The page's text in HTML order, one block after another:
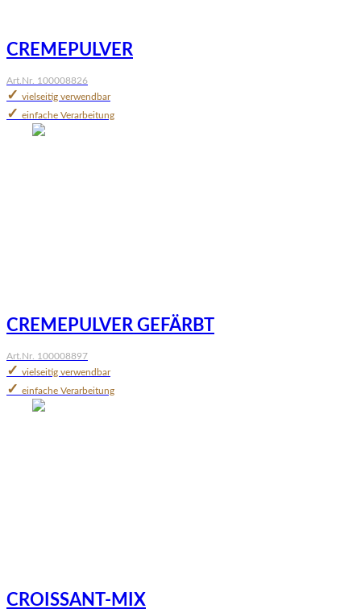
CREMEPULVER
Art.Nr. 100008826
✓ vielseitig verwendbar
✓ einfache Verarbeitung
CREMEPULVER GEFÄRBT
Art.Nr. 100008897
✓ vielseitig verwendbar
✓ einfache Verarbeitung
CROISSANT-MIX